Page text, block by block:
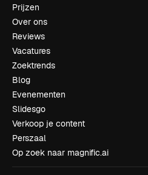
Prijzen
Over ons
Reviews
Vacatures
Zoektrends
Blog
Evenementen
Slidesgo
Verkoop je content
Perszaal
Op zoek naar magnific.ai